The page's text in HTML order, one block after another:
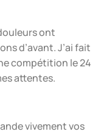
ont
d’avant. J’ai fait
compétition le 24
attentes.
vivement vos